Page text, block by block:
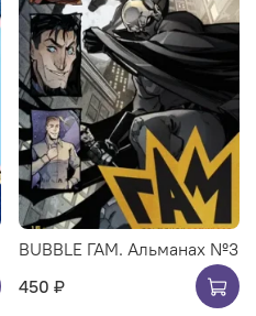
BUBBLE ГАМ. Альманах №3
450 ₽